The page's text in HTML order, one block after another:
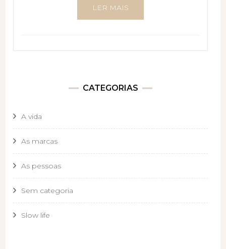
LER MAIS
CATEGORIAS
A vida
As marcas
As pessoas
Sem categoria
Slow life